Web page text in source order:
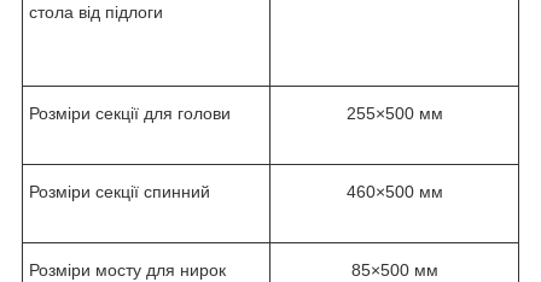
стола від підлоги
Розміри секції для голови 255×500 мм
Розміри секції спинний 460×500 мм
Розміри мосту для нирок 85×500 мм